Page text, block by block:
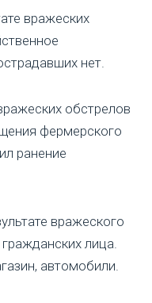
вражеских
нет.
обстрелов
фермерского
ранение
вражеского
лица.
автомобили.